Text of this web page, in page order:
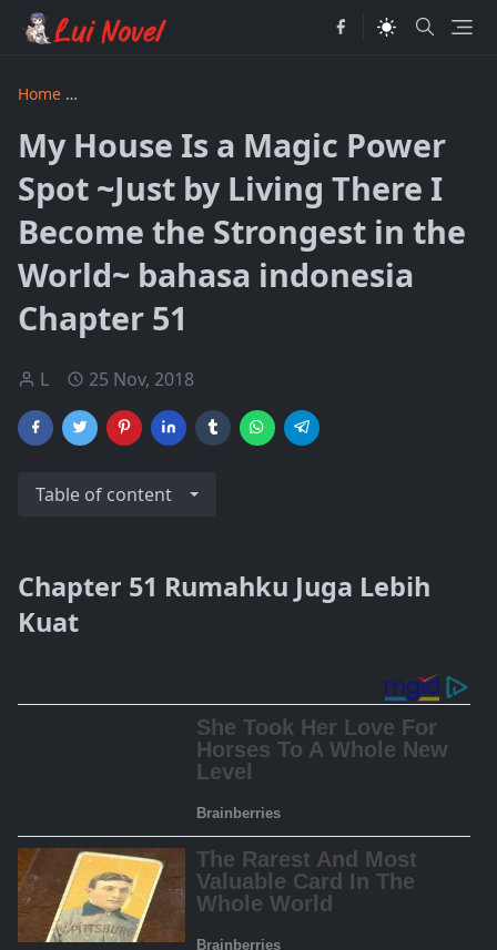
Home
My House Is a Magic Power
Spot ~Just by Living There I
Become the Strongest in the
World~ bahasa indonesia
Chapter 51
L 25 Nov, 2018
Table of content
Chapter 51 Rumahku Juga Lebih
Kuat